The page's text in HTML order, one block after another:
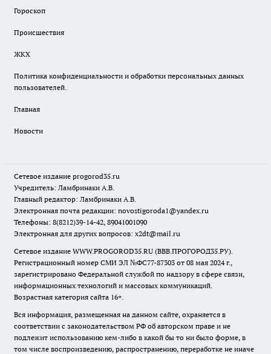
Гороскоп
Происшествия
ЖКХ
Политика конфиденциальности и обработки персональных данных
пользователей.
Главная
Новости
Сетевое издание progorod35.ru
Учредитель: Ламбринаки А.В.
Главный редактор: Ламбринаки А.В.
Электронная почта редакции: novostigoroda1@yandex.ru
Телефоны: 8(8212)39-14-42, 89041001090
Электронная для других вопросов: x2dt@mail.ru
Сетевое издание WWW.PROGOROD35.RU (ВВВ.ПРОГОРОД35.РУ).
Регистрационный номер СМИ ЭЛ №ФС77-87303 от 08 мая 2024 г.,
зарегистрировано Федеральной службой по надзору в сфере связи,
информационных технологий и массовых коммуникаций.
Возрастная категория сайта 16+.
Вся информация, размещенная на данном сайте, охраняется в
соответствии с законодательством РФ об авторском праве и не
подлежит использованию кем-либо в какой бы то ни было форме, в
том числе воспроизведению, распространению, переработке не иначе